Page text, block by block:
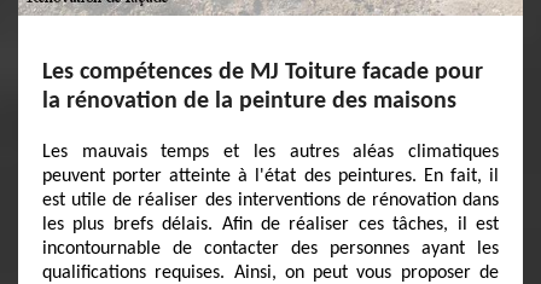
Les compétences de MJ Toiture facade pour
la rénovation de la peinture des maisons
Les mauvais temps et les autres aléas climatiques
peuvent porter atteinte à l'état des peintures. En fait, il
est utile de réaliser des interventions de rénovation dans
les plus brefs délais. Afin de réaliser ces tâches, il est
incontournable de contacter des personnes ayant les
qualifications requises. Ainsi, on peut vous proposer de